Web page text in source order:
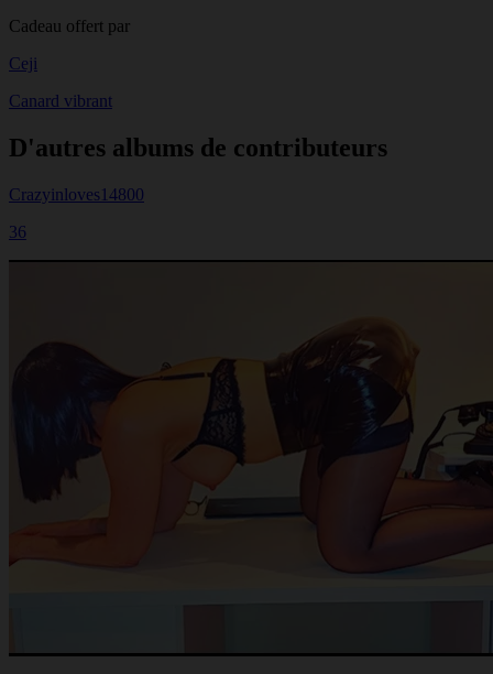
Cadeau offert par
Ceji
Canard vibrant
D'autres albums de contributeurs
Crazyinloves14800
36